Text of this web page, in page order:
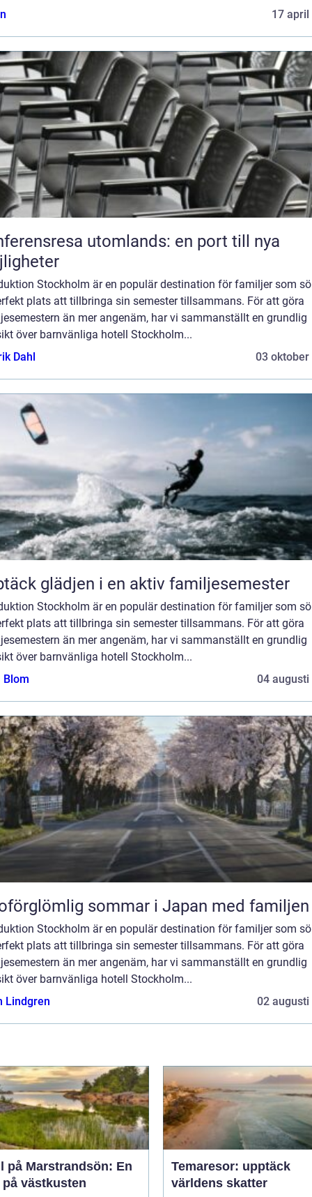
17 april
utomlands: en port till nya
Stockholm är en populär destination för familjer som
plats att tillbringa sin semester tillsammans. För att göra
än mer angenäm, har vi sammanställt en grundlig
över barnvänliga hotell Stockholm...
Dahl
03 oktober
glädjen i en aktiv familjesemester
Stockholm är en populär destination för familjer som
plats att tillbringa sin semester tillsammans. För att göra
än mer angenäm, har vi sammanställt en grundlig
över barnvänliga hotell Stockholm...
Blom
04 augusti
sommar i Japan med familjen
Stockholm är en populär destination för familjer som
plats att tillbringa sin semester tillsammans. För att göra
än mer angenäm, har vi sammanställt en grundlig
över barnvänliga hotell Stockholm...
Lindgren
02 augusti
på Marstrandsön: En
västkusten
Temaresor: upptäck
världens skatter